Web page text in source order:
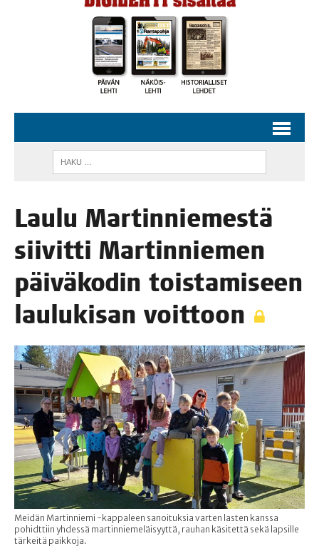
Lau­lu Mar­tin­nie­mes­tä
sii­vit­ti Mar­tin­nie­men
päi­vä­ko­din tois­ta­mi­seen
lau­lu­ki­san voittoon
Meidän Martinniemi -kappaleen sanoituksia varten lasten kanssa
pohidttiin yhdessä martinniemeläisyyttä, rauhan käsitettä sekä lapsille
tärkeitä paikkoja.